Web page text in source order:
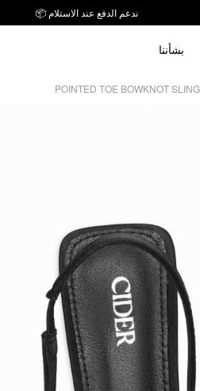
ندعم الدفع عند الاستلام 📦
بشأننا
POINTED TOE BOWKNOT